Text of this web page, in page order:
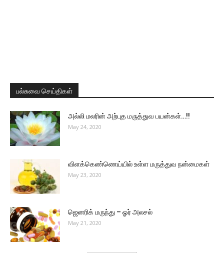
பல்சுவை செய்திகள்
அல்லி மலரின் அற்புத மருத்துவ பயன்கள்…!!
May 24, 2020
விளக்கெண்ணெய்யில் உள்ள மருத்துவ நன்மைகள்
May 23, 2020
ஜெனரிக் மருந்து – ஓர் அலசல்
May 21, 2020